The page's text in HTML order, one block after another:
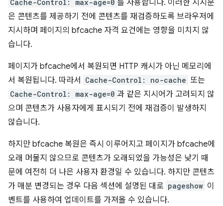
Cache-Control: max-age=0 를 사용합니다. 이러한 지시문
은 콘텐츠를 제공하기 전에 콘텐츠를 재검증하도록 브라우저에
지시하며 페이지의 bfcache 자격 요건에는 영향을 미치지 않
습니다.
페이지가 bfcache에서 복원되면 HTTP 캐시가 아닌 메모리에
서 복원됩니다. 따라서
Cache-Control: no-cache 또는
Cache-Control: max-age=0 과 같은 지시어가 고려되지 않
으며 콘텐츠가 사용자에게 표시되기 전에 재검증이 발생하지
않습니다.
하지만 bfcache 복원은 즉시 이루어지고 페이지가 bfcache에
오래 머물지 않으므로 콘텐츠가 오래되었을 가능성은 낮기 때
문에 여전히 더 나은 사용자 환경일 수 있습니다. 하지만 콘텐츠
가 매분 변경되는 경우 다음 섹션에 설명된 대로 pageshow 이
벤트를 사용하여 업데이트를 가져올 수 있습니다.